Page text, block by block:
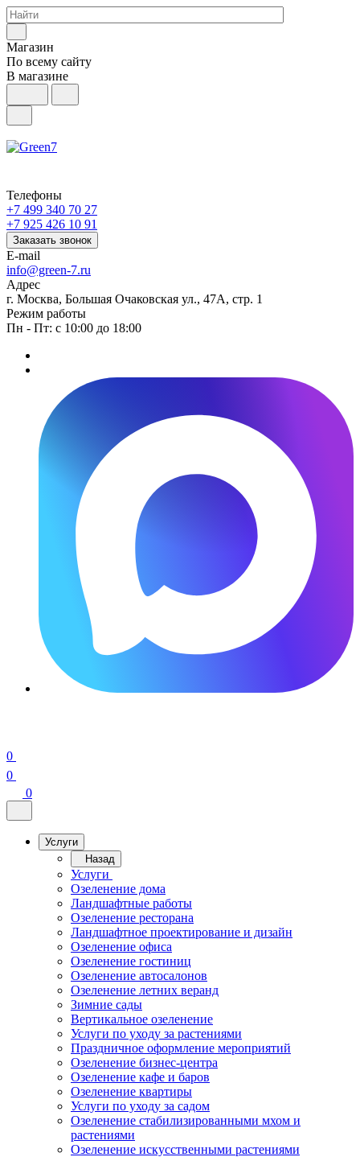
Магазин
По всему сайту
В магазине
Телефоны
+7 499 340 70 27
+7 925 426 10 91
Заказать звонок
E-mail
info@green-7.ru
Адрес
г. Москва, Большая Очаковская ул., 47А, стр. 1
Режим работы
Пн - Пт: с 10:00 до 18:00
0
0
0
Услуги
Назад
Услуги
Озеленение дома
Ландшафтные работы
Озеленение ресторана
Ландшафтное проектирование и дизайн
Озеленение офиса
Озеленение гостиниц
Озеленение автосалонов
Озеленение летних веранд
Зимние сады
Вертикальное озеленение
Услуги по уходу за растениями
Праздничное оформление мероприятий
Озеленение бизнес-центра
Озеленение кафе и баров
Озеленение квартиры
Услуги по уходу за садом
Озеленение стабилизированными мхом и
растениями
Озеленение искусственными растениями